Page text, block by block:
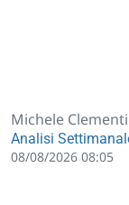
Michele Clementi
Analisi
08/08/2026 08:05